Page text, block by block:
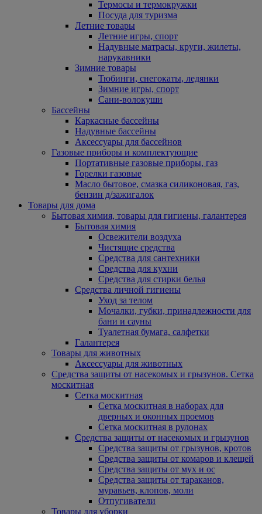
Термосы и термокружки
Посуда для туризма
Летние товары
Летние игры, спорт
Надувные матрасы, круги, жилеты,
нарукавники
Зимние товары
Тюбинги, снегокаты, ледянки
Зимние игры, спорт
Сани-волокуши
Бассейны
Каркасные бассейны
Надувные бассейны
Аксессуары для бассейнов
Газовые приборы и комплектующие
Портативные газовые приборы, газ
Горелки газовые
Масло бытовое, смазка силиконовая, газ,
бензин д/зажигалок
Товары для дома
Бытовая химия, товары для гигиены, галантерея
Бытовая химия
Освежители воздуха
Чистящие средства
Средства для сантехники
Средства для кухни
Средства для стирки белья
Средства личной гигиены
Уход за телом
Мочалки, губки, принадлежности для
бани и сауны
Туалетная бумага, салфетки
Галантерея
Товары для животных
Аксессуары для животных
Средства защиты от насекомых и грызунов. Сетка
москитная
Сетка москитная
Сетка москитная в наборах для
дверных и оконных проемов
Сетка москитная в рулонах
Средства защиты от насекомых и грызунов
Средства защиты от грызунов, кротов
Средства защиты от комаров и клещей
Средства защиты от мух и ос
Средства защиты от тараканов,
муравьев, клопов, моли
Отпугиватели
Товары для уборки